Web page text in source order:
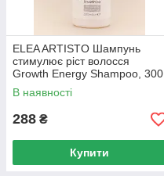
ELEA ARTISTO Шампунь
стимулює ріст волосся
Growth Energy Shampoo, 300
мл
В наявності
288 ₴
Купити